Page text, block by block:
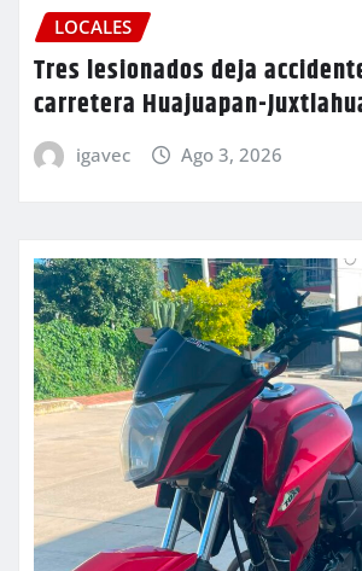
LOCALES
Tres lesionados deja
carretera Huajuapan-
igavec Ago 3, 2026